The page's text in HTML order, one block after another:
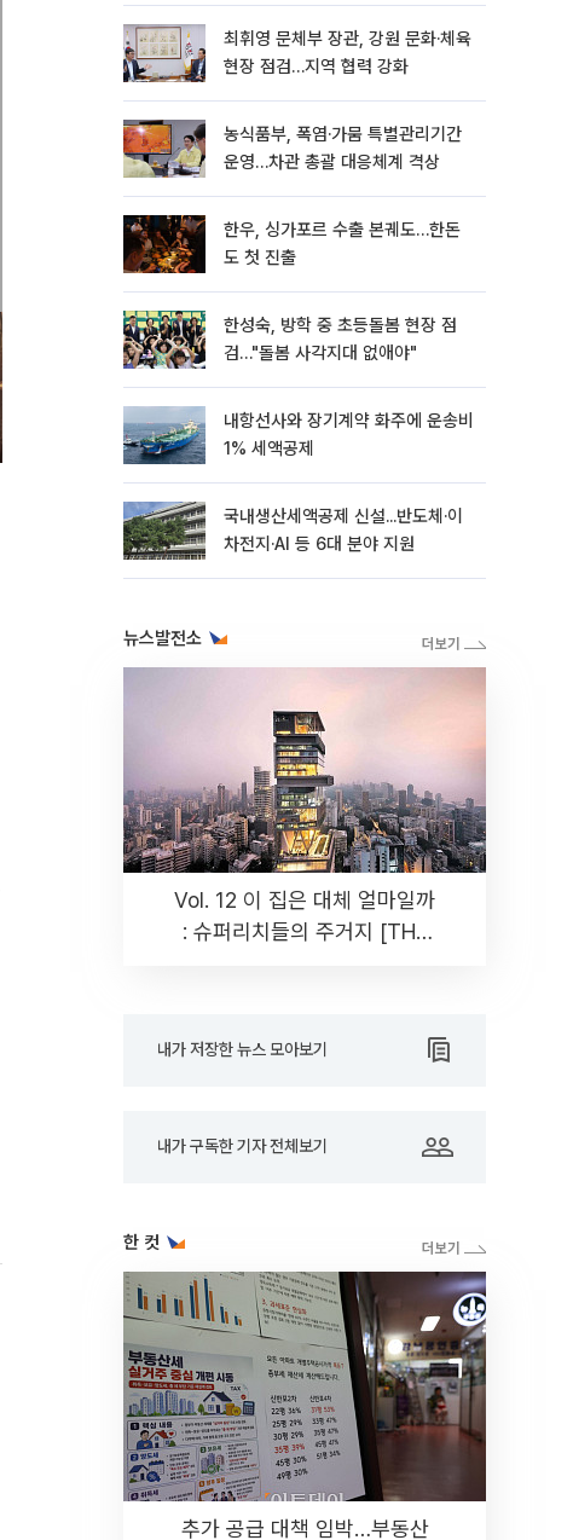
최휘영 문체부 장관, 강원 문화·체육
현장 점검…지역 협력 강화
농식품부, 폭염·가뭄 특별관리기간
운영…차관 총괄 대응체계 격상
한우, 싱가포르 수출 본궤도…한돈
도 첫 진출
한성숙, 방학 중 초등돌봄 현장 점
검…"돌봄 사각지대 없애야"
내항선사와 장기계약 화주에 운송비
1% 세액공제
국내생산세액공제 신설...반도체·이
차전지·AI 등 6대 분야 지원
뉴스발전소
Vol. 12 이 집은 대체 얼마일까
: 슈퍼리치들의 주거지 [THE
내가 저장한 뉴스 모아보기
내가 구독한 기자 전체보기
한 컷
추가 공급 대책 임박…부동산